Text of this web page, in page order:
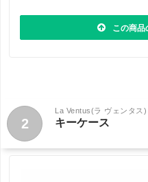
この商品
2
La Ventus(ラ ヴェンタス)
キーケース